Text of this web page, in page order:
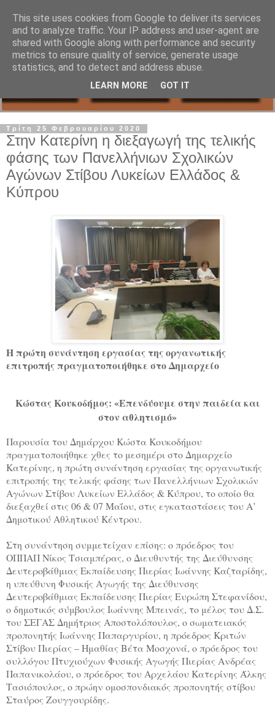
Τρίτη 25 Φεβρουαρίου 2020
Στην Κατερίνη η διεξαγωγή της τελικής
φάσης των Πανελλήνιων Σχολικών
Αγώνων Στίβου Λυκείων Ελλάδος &
Κύπρου
Η πρώτη συνάντηση εργασίας της οργανωτικής
επιτροπής πραγματοποιήθηκε στο Δημαρχείο
Κώστας Κουκοδήμος: «Επενδύουμε στην παιδεία και
στον αθλητισμό»
Παρουσία του Δημάρχου Κώστα Κουκοδήμου
πραγματοποιήθηκε χθες το μεσημέρι στο Δημαρχείο
Κατερίνης, η πρώτη συνάντηση εργασίας της οργανωτικής
επιτροπής της τελικής φάσης των Πανελλήνιων Σχολικών
Αγώνων Στίβου Λυκείων Ελλάδος & Κύπρου, το οποίο θα
διεξαχθεί στις 06 & 07 Μαΐου, στις εγκαταστάσεις του Α’
Δημοτικού Αθλητικού Κέντρου.
Στη συνάντηση συμμετείχαν επίσης: ο πρόεδρος του
ΟΠΠΑΠ Νίκος Τσιαμπέρας, ο Διευθυντής της Διεύθυνσης
Δευτεροβάθμιας Εκπαίδευσης Πιερίας Ιωάννης Καζταρίδης,
η υπεύθυνη Φυσικής Αγωγής της Διεύθυνσης
Δευτεροβάθμιας Εκπαίδευσης Πιερίας Ευρώπη Στεφανίδου,
ο δημοτικός σύμβουλος Ιωάννης Μπεινάς, το μέλος του Δ.Σ.
του ΣΕΓΑΣ Δημήτριος Αποστολόπουλος, ο σωματειακός
προπονητής Ιωάννης Παπαργυρίου, η πρόεδρος Κριτών
Στίβου Πιερίας – Ημαθίας Βέτα Μοσχονά, ο πρόεδρος του
συλλόγου Πτυχιούχων Φυσικής Αγωγής Πιερίας Ανδρέας
Παπανικολάου, ο πρόεδρος του Αρχελάου Κατερίνης Άλκης
Τασιόπουλος, ο πρώην ομοσπονδιακός προπονητής στίβου
Σταύρος Ζουγγουρίδης.
This site uses cookies from Google to deliver its services
and to analyze traffic. Your IP address and user-agent are
shared with Google along with performance and security
metrics to ensure quality of service, generate usage
statistics, and to detect and address abuse.
LEARN MORE GOT IT